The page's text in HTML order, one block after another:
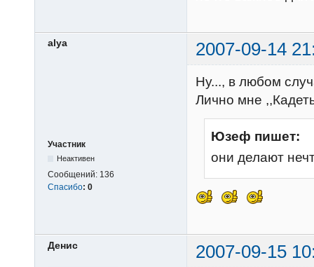
alya 2007-09-14
Участник
Неактивен
Сообщений: 136
Спасибо: 0
Ну..., в любом
Лично мне
Юзеф пишет:
они делают
Денис 2007-09-15